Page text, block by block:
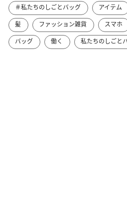
＃私たちのしごとバッグ アイテム
髪
ファッション雑貨 スマホ
バッグ
働く 私たちのしごと